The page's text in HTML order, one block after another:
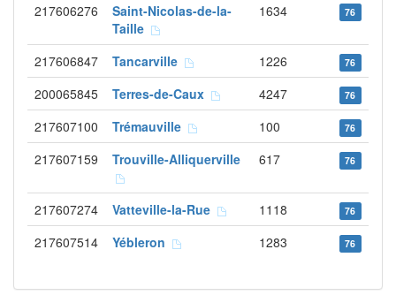
217606276
Saint-Nicolas-de-la-
Taille
1634 76
217606847 Tancarville 1226 76
200065845 Terres-de-Caux 4247 76
217607100 Trémauville 100 76
217607159 Trouville-Alliquerville 617 76
217607274 Vatteville-la-Rue 1118 76
217607514 Yébleron 1283 76